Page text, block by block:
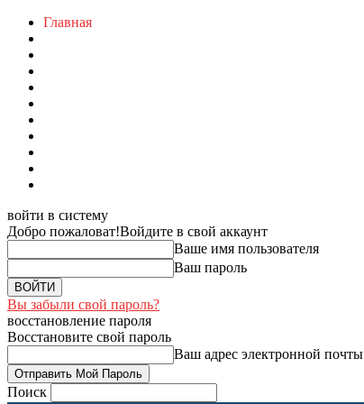
Главная
войти в систему
Добро пожаловат!Войдите в свой аккаунт
Ваше имя пользователя
Ваш пароль
Вы забыли свой пароль?
восстановление пароля
Восстановите свой пароль
Ваш адрес электронной почты
Поиск